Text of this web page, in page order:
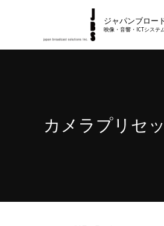
ジャパンブロー
映像・音響・ICTシステ
カメラプリセ